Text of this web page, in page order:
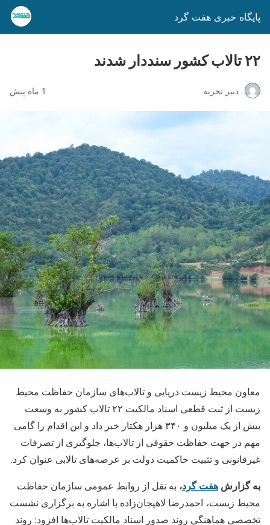
پایگاه خبری هفت گرد
۲۲ تالاب کشور سنددار شدند
دبیر تحریه 1 ماه پیش
معاون محیط زیست دریایی و تالاب‌های سازمان حفاظت محیط
زیست از ثبت قطعی اسناد مالکیت ۲۲ تالاب کشور به وسعت
بیش از یک میلیون و ۳۴۰ هزار هکتار خبر داد و این اقدام را گامی
مهم در جهت حفاظت حقوقی از تالاب‌ها، جلوگیری از تصرفات
غیرقانونی و تثبیت حاکمیت دولت بر عرصه‌های تالابی عنوان کرد.
به گزارش هفت گرد، به نقل از روابط عمومی سازمان حفاظت
محیط زیست، احمدرضا لاهیجان‌زاده با اشاره به برگزاری نشست
تخصصی هماهنگی روند صدور اسناد مالکیت تالاب‌ها افزود: روند